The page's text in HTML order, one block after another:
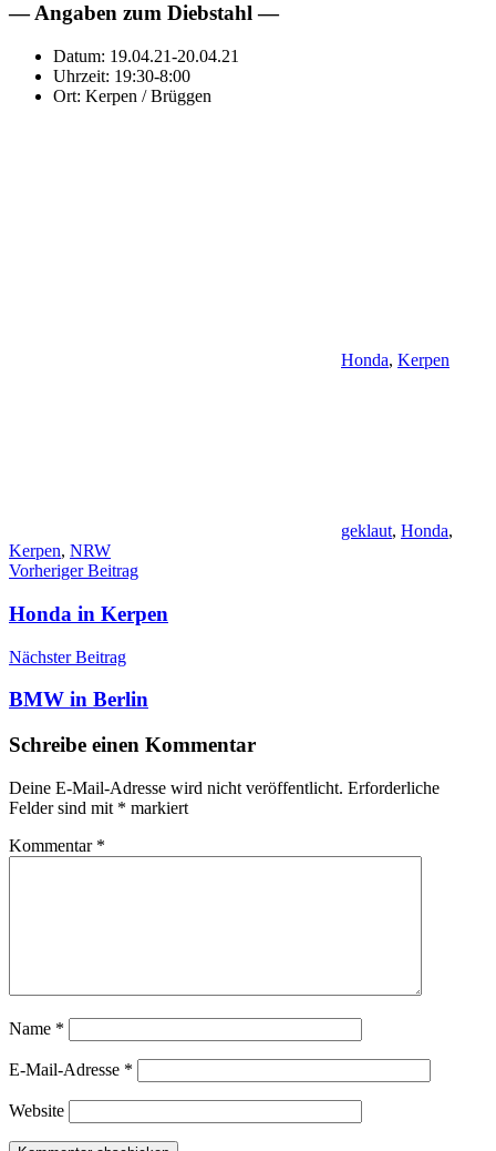
— Angaben zum Diebstahl —
Datum: 19.04.21-20.04.21
Uhrzeit: 19:30-8:00
Ort: Kerpen / Brüggen
Honda, Kerpen
geklaut, Honda,
Kerpen, NRW
Beitragsnavigation
Vorheriger Beitrag
Honda in Kerpen
Nächster Beitrag
BMW in Berlin
Schreibe einen Kommentar
Deine E-Mail-Adresse wird nicht veröffentlicht. Erforderliche
Felder sind mit * markiert
Kommentar *
Name *
E-Mail-Adresse *
Website